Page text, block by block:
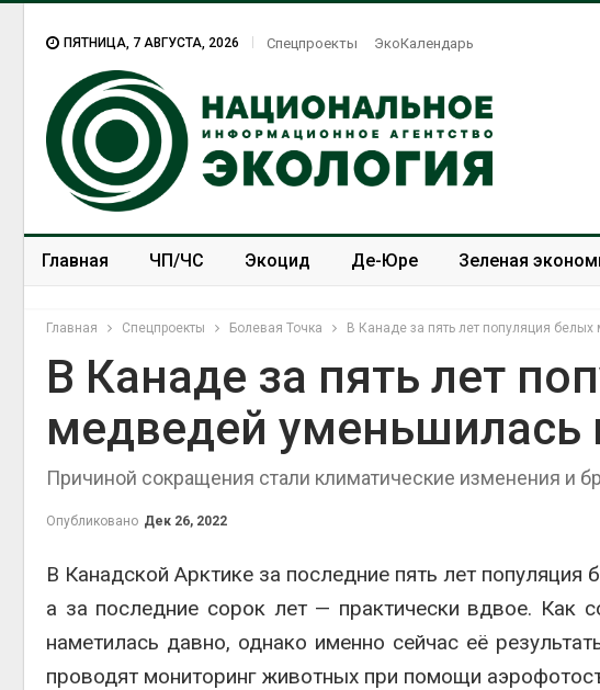
ПЯТНИЦА, 7 АВГУСТА, 2026 Спецпроекты ЭкоКалендарь
Главная ЧП/ЧС Экоцид Де-Юре Зеленая
Главная Спецпроекты Болевая Точка В Канаде за пять лет популяция
В Канаде за пять лет
медведей уменьшилась
Причиной сокращения стали климатические изменения и
Опубликовано Дек 26, 2022
В Канадской Арктике за последние пять лет популяция
а за последние сорок лет — практически вдвое. Как
наметилась давно, однако именно сейчас её
проводят мониторинг животных при помощи
В горах Карачаево-
Черкесии выявили новые
краснокнижных растений
производить «животный»
мяса
Авг 6, 2026
Засуха в Индонезии
из-за
Авг 7, 2026